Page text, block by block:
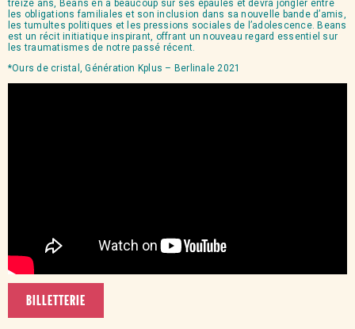
treize ans, Beans en a beaucoup sur ses épaules et devra jongler entre
les obligations familiales et son inclusion dans sa nouvelle bande d’amis,
les tumultes politiques et les pressions sociales de l’adolescence. Beans
est un récit initiatique inspirant, offrant un nouveau regard essentiel sur
les traumatismes de notre passé récent.
*Ours de cristal, Génération Kplus – Berlinale 2021
BILLETTERIE